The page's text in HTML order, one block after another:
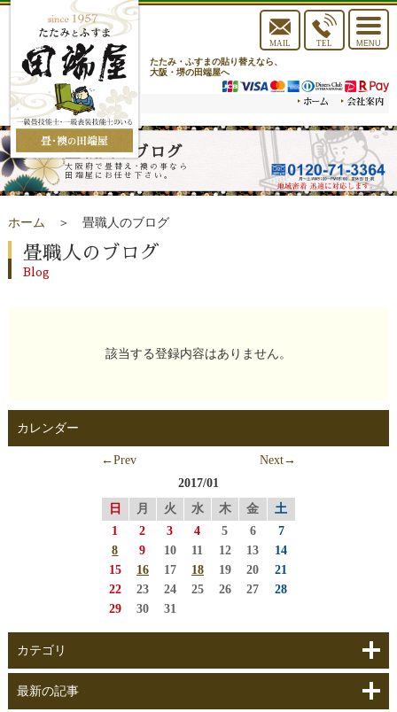
MAIL TEL
toggle
MENU
たたみ・ふすまの貼り替えなら、
大阪・堺の田端屋へ
畳職人のブログ
大阪府で畳替え･襖の事なら
田端屋にお任せ下さい。
ホーム ＞ 畳職人のブログ
畳職人のブログ
Blog
該当する登録内容はありません。
カレンダー
←Prev
Next→
2017/01
日
月 火 水 木 金
土
1
2 3 4 5 6
7
8
9 10 11 12 13
14
15
16 17 18 19 20
21
22
23 24 25 26 27
28
29
30 31
カテゴリ
最新の記事